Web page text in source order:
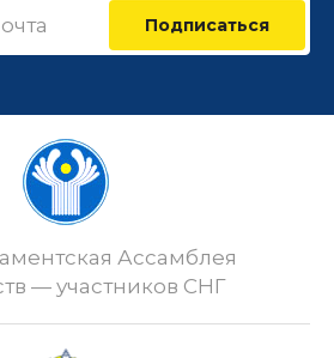
Подписаться
Ассамблея
— участников СНГ